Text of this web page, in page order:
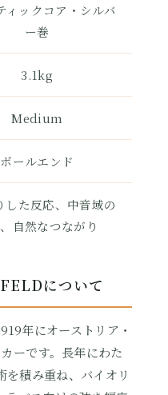
ィックコア・シルバ
ー巻
3.1kg
Medium
ボールエンド
した反応、中音域の
自然なつながり
について
年にオーストリア・
ーです。長年にわた
を積み重ね、バイオリ